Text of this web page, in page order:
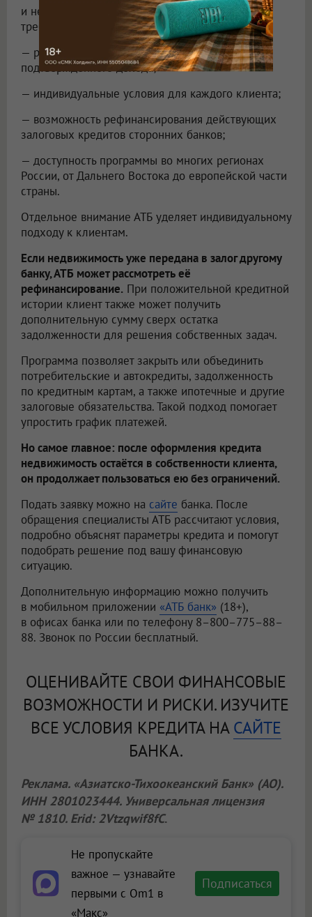
и нежилые помещения при соответствии
требованиям банка);
— рассмотрение различных источников
подтверждённого дохода;
— индивидуальные условия для каждого клиента;
— возможность рефинансирования действующих
залоговых кредитов сторонних банков;
— доступность программы во многих регионах
России, от Дальнего Востока до европейской части
страны.
Отдельное внимание АТБ уделяет индивидуальному
подходу к клиентам.
Если недвижимость уже передана в залог другому
банку, АТБ может рассмотреть её
рефинансирование. При положительной кредитной
истории клиент также может получить
дополнительную сумму сверх остатка
задолженности для решения собственных задач.
Программа позволяет закрыть или объединить
потребительские и автокредиты, задолженность
по кредитным картам, а также ипотечные и другие
залоговые обязательства. Такой подход помогает
упростить график платежей.
Но самое главное: после оформления кредита
недвижимость остаётся в собственности клиента,
он продолжает пользоваться ею без ограничений.
Подать заявку можно на сайте банка. После
обращения специалисты АТБ рассчитают условия,
подробно объяснят параметры кредита и помогут
подобрать решение под вашу финансовую
ситуацию.
Дополнительную информацию можно получить
в мобильном приложении «АТБ банк» (18+),
в офисах банка или по телефону 8–800–775–88–
88. Звонок по России бесплатный.
ОЦЕНИВАЙТЕ СВОИ ФИНАНСОВЫЕ
ВОЗМОЖНОСТИ И РИСКИ. ИЗУЧИТЕ
ВСЕ УСЛОВИЯ КРЕДИТА НАСАЙТЕ
БАНКА.
Реклама. «Азиатско-Тихоокеанский Банк» (АО).
ИНН 2801023444. Универсальная лицензия
№ 1810. Erid: 2Vtzqwif8fC.
Не пропускайте
важное — узнавайте
первыми с Om1 в
«Макс»
Подписаться